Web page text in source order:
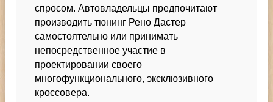
спросом. Автовладельцы предпочитают
производить тюнинг Рено Дастер
самостоятельно или принимать
непосредственное участие в
проектировании своего
многофункционального, эксклюзивного
кроссовера.